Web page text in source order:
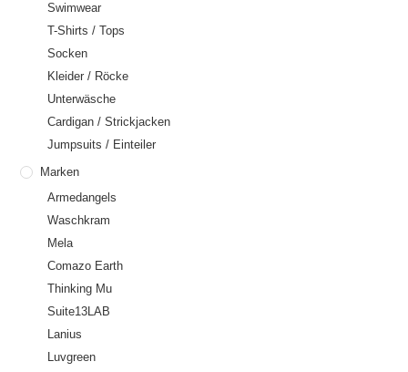
Swimwear
T-Shirts / Tops
Socken
Kleider / Röcke
Unterwäsche
Cardigan / Strickjacken
Jumpsuits / Einteiler
Marken
Armedangels
Waschkram
Mela
Comazo Earth
Thinking Mu
Suite13LAB
Lanius
Luvgreen